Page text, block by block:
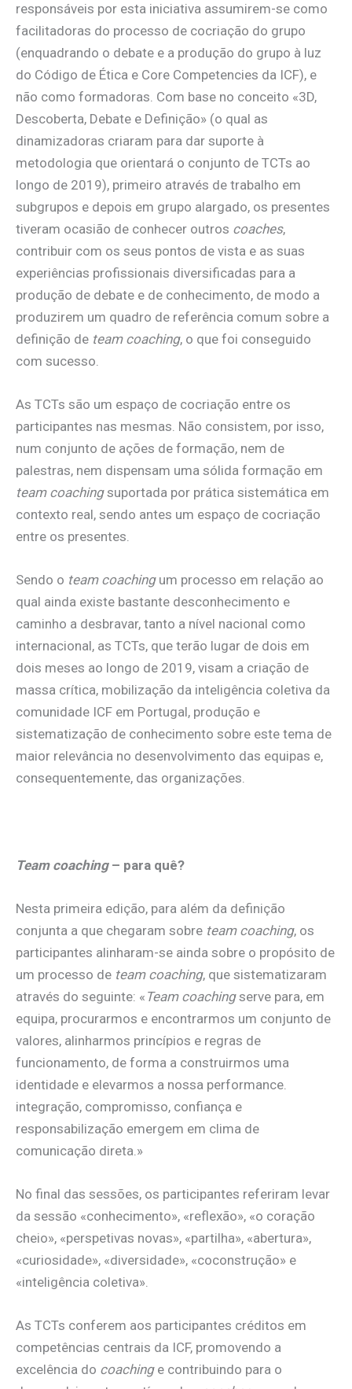
responsáveis por esta iniciativa assumirem-se como
facilitadoras do processo de cocriação do grupo
(enquadrando o debate e a produção do grupo à luz
do Código de Ética e Core Competencies da ICF), e
não como formadoras. Com base no conceito «3D,
Descoberta, Debate e Definição» (o qual as
dinamizadoras criaram para dar suporte à
metodologia que orientará o conjunto de TCTs ao
longo de 2019), primeiro através de trabalho em
subgrupos e depois em grupo alargado, os presentes
tiveram ocasião de conhecer outros coaches,
contribuir com os seus pontos de vista e as suas
experiências profissionais diversificadas para a
produção de debate e de conhecimento, de modo a
produzirem um quadro de referência comum sobre a
definição de team coaching, o que foi conseguido
com sucesso.
As TCTs são um espaço de cocriação entre os
participantes nas mesmas. Não consistem, por isso,
num conjunto de ações de formação, nem de
palestras, nem dispensam uma sólida formação em
team coachingsuportada por prática sistemática em
contexto real, sendo antes um espaço de cocriação
entre os presentes.
Sendo o team coachingum processo em relação ao
qual ainda existe bastante desconhecimento e
caminho a desbravar, tanto a nível nacional como
internacional, as TCTs, que terão lugar de dois em
dois meses ao longo de 2019, visam a criação de
massa crítica, mobilização da inteligência coletiva da
comunidade ICF em Portugal, produção e
sistematização de conhecimento sobre este tema de
maior relevância no desenvolvimento das equipas e,
consequentemente, das organizações.
Team coaching– para quê?
Nesta primeira edição, para além da definição
conjunta a que chegaram sobre team coaching, os
participantes alinharam-se ainda sobre o propósito de
um processo de team coaching, que sistematizaram
através do seguinte: « Team coachingserve para, em
equipa, procurarmos e encontrarmos um conjunto de
valores, alinharmos princípios e regras de
funcionamento, de forma a construirmos uma
identidade e elevarmos a nossa performance.
integração, compromisso, confiança e
responsabilização emergem em clima de
comunicação direta.»
No final das sessões, os participantes referiram levar
da sessão «conhecimento», «reflexão», «o coração
cheio», «perspetivas novas», «partilha», «abertura»,
«curiosidade», «diversidade», «coconstrução» e
«inteligência coletiva».
As TCTs conferem aos participantes créditos em
competências centrais da ICF, promovendo a
excelência do coachinge contribuindo para o